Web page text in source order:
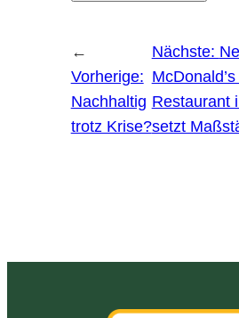
←
Vorherige:
Nachhaltig
trotz Krise?
Nächste:
Restaurant
setzt